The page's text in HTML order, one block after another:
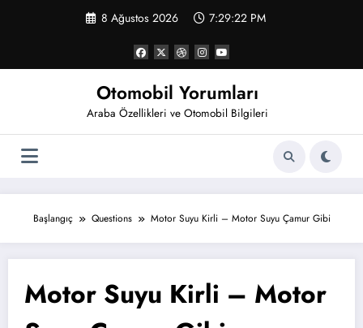
8 Ağustos 2026 7:29:23 PM
Otomobil Yorumları
Araba Özellikleri ve Otomobil Bilgileri
Başlangıç Questions Motor Suyu Kirli – Motor Suyu Çamur Gibi
Motor Suyu Kirli – Motor